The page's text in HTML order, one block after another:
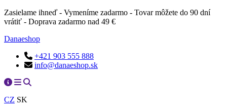
Zasielame ihneď - Vymeníme zadarmo - Tovar môžete do 90 dní
vrátiť - Doprava zadarmo nad 49 €
Danaeshop
+421 903 555 888
info@danaeshop.sk
CZ SK